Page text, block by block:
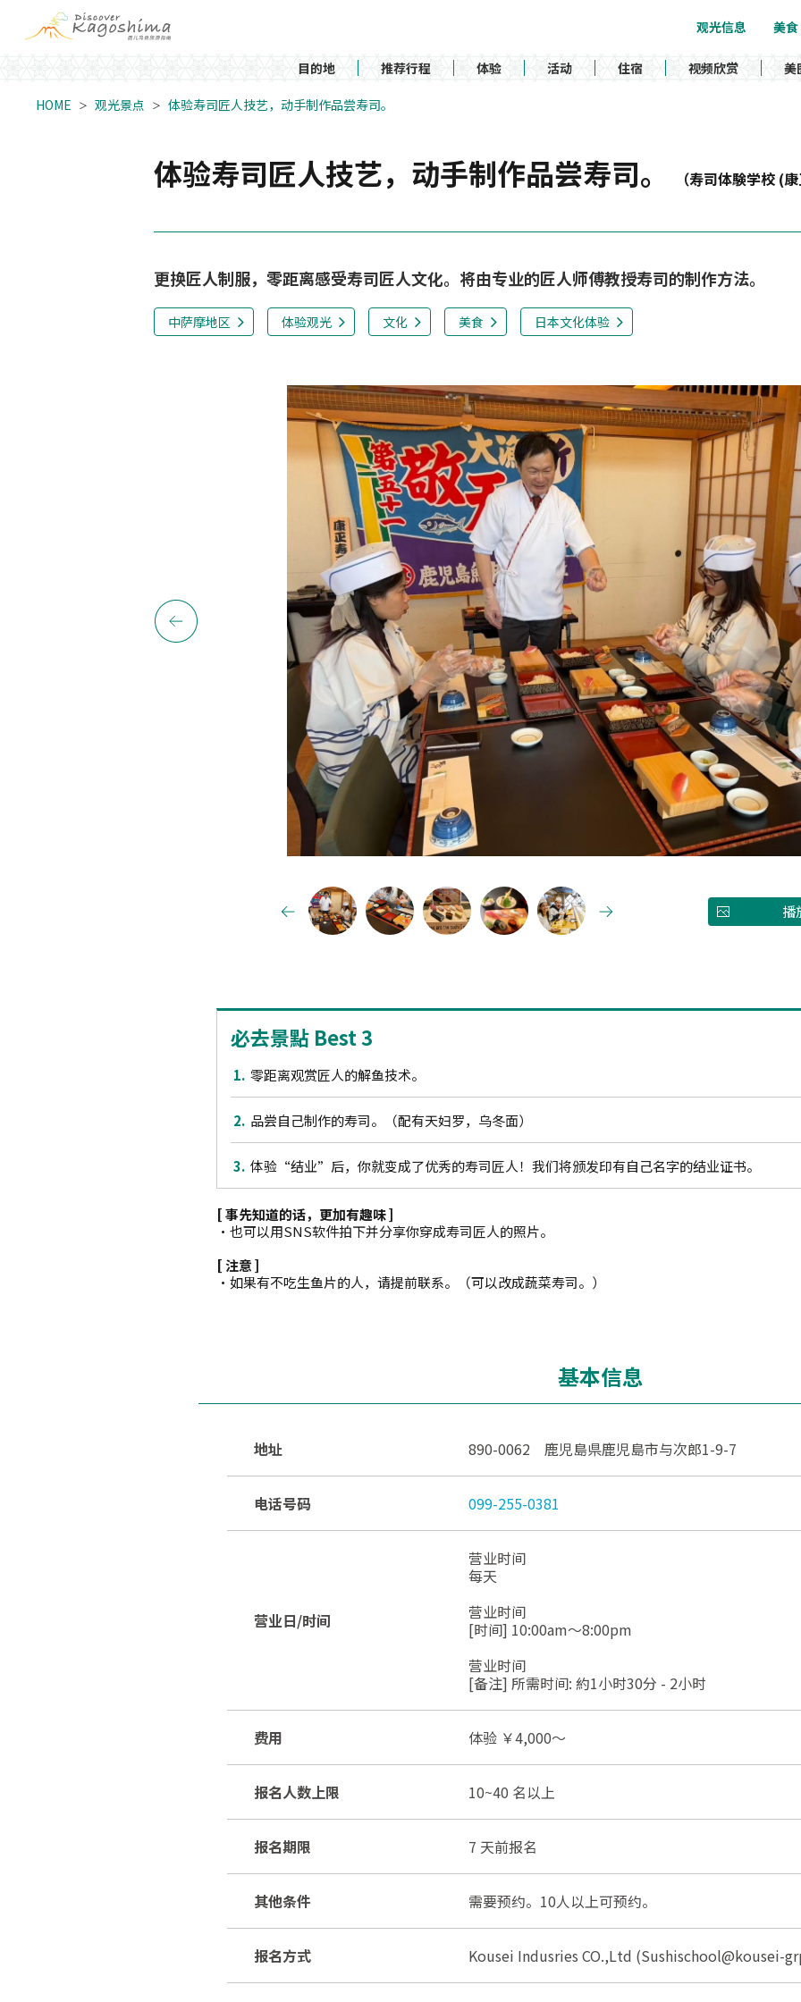
观光信息 美食
目的地 推荐行程 体验 活动 住宿 视频欣赏 美
HOME 观光景点 体验寿司匠人技艺，动手制作品尝寿司。
体验寿司匠人技艺，动手制作品尝寿司。 （寿司体験学校 (
更换匠人制服，零距离感受寿司匠人文化。将由专业的匠人师傅教授寿司的制作方法。
中萨摩地区 体验观光 文化 美食 日本文化体验
播
必去景點 Best 3
1. 零距离观赏匠人的解鱼技术。
2. 品尝自己制作的寿司。（配有天妇罗，乌冬面）
3. 体验“结业”后，你就变成了优秀的寿司匠人！我们将颁发印有自己名字的结业证书。
[ 事先知道的话，更加有趣味 ]
・也可以用SNS软件拍下并分享你穿成寿司匠人的照片。
[ 注意 ]
・如果有不吃生鱼片的人，请提前联系。（可以改成蔬菜寿司。）
基本信息
地址 890-0062 鹿児島県鹿児島市与次郎1-9-7
电话号码 099-255-0381
营业日/时间
营业时间
每天
营业时间
[时间] 10:00am～8:00pm
营业时间
[备注] 所需时间: 約1小时30分 - 2小时
费用 体验 ￥4,000～
报名人数上限 10~40 名以上
报名期限 7 天前报名
其他条件 需要预约。10人以上可预约。
报名方式 Kousei Indusries CO.,Ltd (Sushischool@kousei-